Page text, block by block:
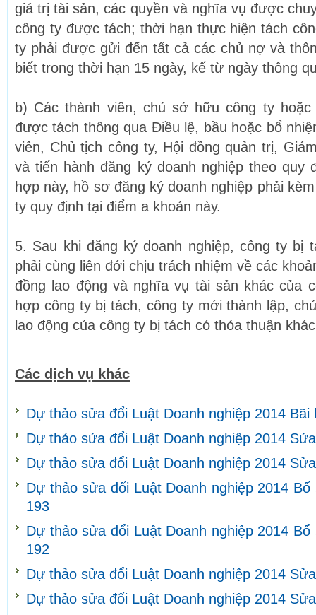
giá trị tài sản, các quyền và nghĩa vụ được
công ty được tách; thời hạn thực hiện tách
ty phải được gửi đến tất cả các chủ nợ và
biết trong thời hạn 15 ngày, kể từ ngày thông
b) Các thành viên, chủ sở hữu công ty
được tách thông qua Điều lệ, bầu hoặc bổ
viên, Chủ tịch công ty, Hội đồng quản trị,
và tiến hành đăng ký doanh nghiệp theo quy
hợp này, hồ sơ đăng ký doanh nghiệp phải
ty quy định tại điểm a khoản này.
5. Sau khi đăng ký doanh nghiệp, công ty bị
phải cùng liên đới chịu trách nhiệm về các
đồng lao động và nghĩa vụ tài sản khác của
hợp công ty bị tách, công ty mới thành lập,
lao động của công ty bị tách có thỏa thuận
Các dịch vụ khác
Dự thảo sửa đổi Luật Doanh nghiệp 2014
Dự thảo sửa đổi Luật Doanh nghiệp 2014
Dự thảo sửa đổi Luật Doanh nghiệp 2014
Dự thảo sửa đổi Luật Doanh nghiệp 2014
193
Dự thảo sửa đổi Luật Doanh nghiệp 2014
192
Dự thảo sửa đổi Luật Doanh nghiệp 2014
Dự thảo sửa đổi Luật Doanh nghiệp 2014